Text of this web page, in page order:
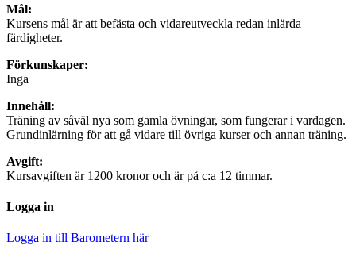
Mål:
Kursens mål är att befästa och vidareutveckla redan inlärda
färdigheter.
Förkunskaper:
Inga
Innehåll:
Träning av såväl nya som gamla övningar, som fungerar i vardagen.
Grundinlärning för att gå vidare till övriga kurser och annan träning.
Avgift:
Kursavgiften är 1200 kronor och är på c:a 12 timmar.
Logga in
Logga in till Barometern här